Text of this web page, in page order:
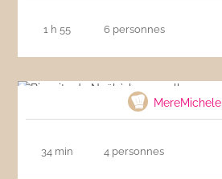
1 h 55 6 personnes
MereMichele
34 min 4 personnes